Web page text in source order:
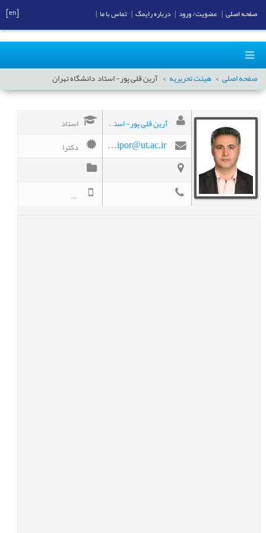
صفحه اصلی هیئت تحریریه آرین قلی پور- استاددانشگاه تهران
آرین قلی پور- استاد دانشگاه تهران استاد
agholipor@ut.ac.ir دکترا
09126233268
صفحه اصلی عضویت/ ورود درباره رایمگ تماس با ما